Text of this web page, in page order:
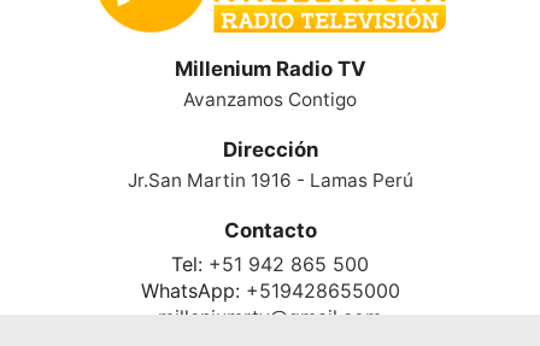
Millenium Radio TV
Avanzamos Contigo
Dirección
Jr.San Martin 1916 - Lamas Perú
Contacto
Tel: +51 942 865 500
WhatsApp: +519428655000
milleniumrtv@gmail.com